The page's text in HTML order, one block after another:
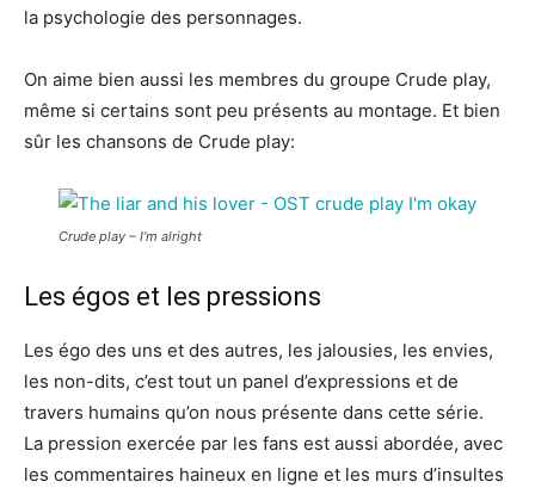
la psychologie des personnages.
On aime bien aussi les membres du groupe Crude play,
même si certains sont peu présents au montage. Et bien
sûr les chansons de Crude play:
Crude play – I’m alright
Les égos et les pressions
Les égo des uns et des autres, les jalousies, les envies,
les non-dits, c’est tout un panel d’expressions et de
travers humains qu’on nous présente dans cette série.
La pression exercée par les fans est aussi abordée, avec
les commentaires haineux en ligne et les murs d’insultes